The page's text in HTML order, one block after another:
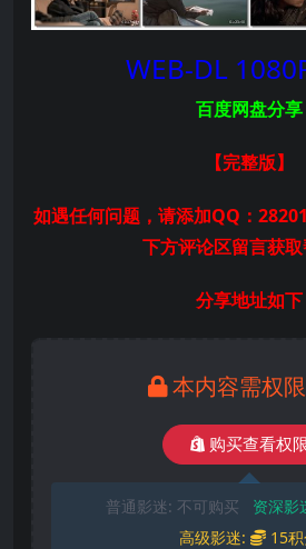
WEB-DL
百度网盘分享
【完整版】
如遇任何问题，请添加QQ：
下方评论区留言获取
分享地址如下
本内容需权
购买查看权
普通影迷: 不可购买 资深影
高级影迷:
15